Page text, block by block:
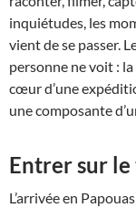
inquiétudes, les
vient de se passer.
personne ne voit :
cœur d’une
une composante
Entrer sur
L’arrivée en